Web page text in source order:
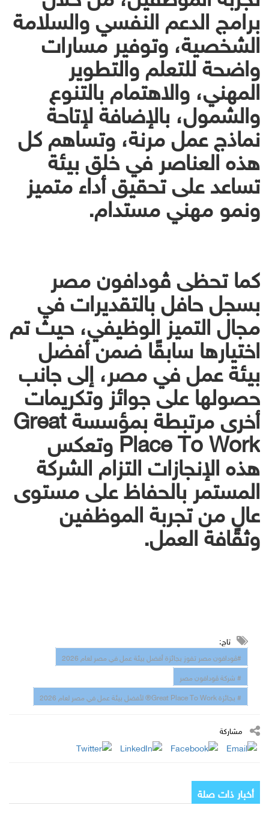
برامج الدعم النفسي والسلامة
الشخصية، وتوفير مسارات
واضحة للتعلم والتطوير
المهني، والاهتمام بالتنوع
والشمول، بالإضافة لإتاحة
نماذج عمل مرنة، وتساهم كل
هذه العناصر في خلق بيئة
تساعد على تحقيق أداء متميز
ونمو مهني مستدام.
كما تحظى ڤودافون مصر
بسجل حافل بالتقديرات في
مجال التميز الوظيفي، حيث تم
اختيارها سابقًا ضمن أفضل
بيئة عمل في مصر، إلى جانب
حصولها على جوائز وتكريمات
أخرى مرتبطة بمؤسسة Great
Place To Work وتعكس
هذه الإنجازات التزام الشركة
المستمر بالحفاظ على مستوى
عالٍ من تجربة الموظفين
وثقافة العمل.
تاج:
#ڤودافون مصر تفوز بجائزة أفضل بيئة عمل في مصر لعام 2026
# شركة ڤودافون مصر
# بجائزة Great Place To Work®️ لأفضل بيئة عمل في مصر لعام 2026
مشاركة
أخبار ذات صلة